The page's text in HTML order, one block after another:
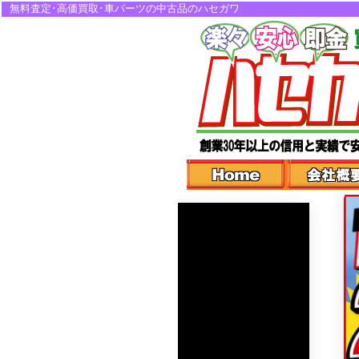
無料査定･高価買取･車パーツの中古品のハセガワ